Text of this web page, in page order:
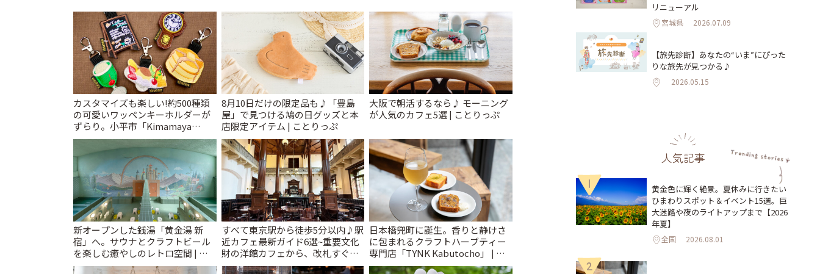
カスタマイズも楽しい!約500種類
の可愛いワッペンキーホルダーが
ずらり。小平市「Kimamaya
T&K」 | ことりっぷ
8月10日だけの限定品も♪「豊島
屋」で見つける鳩の日グッズと本
店限定アイテム | ことりっぷ
大阪で朝活するなら♪ モーニング
が人気のカフェ5選 | ことりっぷ
新オープンした銭湯「黄金湯 新
宿」へ。サウナとクラフトビール
を楽しむ癒やしのレトロ空間 | こ
とりっぷ
すべて東京駅から徒歩5分以内♪駅
近カフェ最新ガイド6選~重要文化
財の洋館カフェから、改札すぐの
レトロ喫茶まで~ | ことりっぷ
日本橋兜町に誕生。香りと静けさ
に包まれるクラフトハーブティー
専門店「TYNK Kabutocho」 | こ
とりっぷ
リニューアル
宮城県 2026.07.09
【旅先診断】あなたの“いま”にぴった
りな旅先が見つかる♪
2026.05.15
人気記事
1
黄金色に輝く絶景。夏休みに行きたい
ひまわりスポット＆イベント15選。巨
大迷路や夜のライトアップまで【2026
年夏】
全国 2026.08.01
2